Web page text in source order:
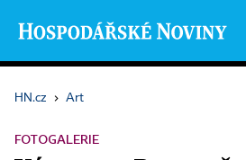
HN.cz › Art
FOTOGALERIE